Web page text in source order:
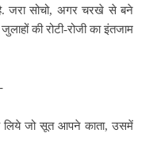
जरा सोचो, अगर चरखे से बने
की रोटी-रोजी का इंतजाम
जो सूत आपने काता, उसमें